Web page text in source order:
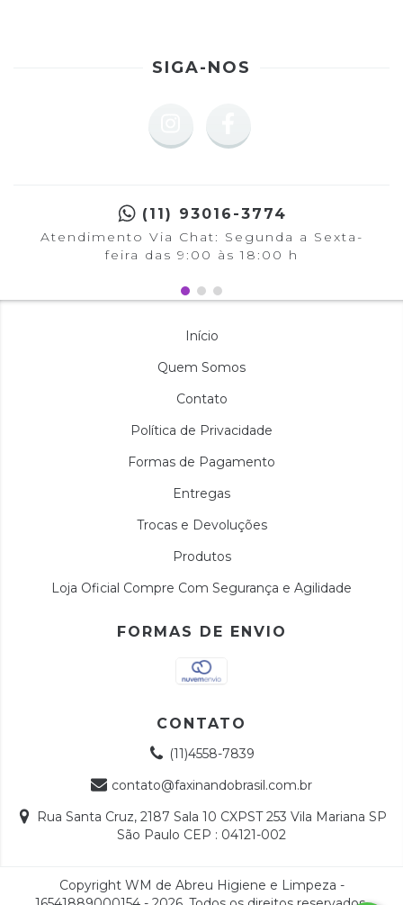
SIGA-NOS
(11) 93016-3774
Atendimento Via Chat: Segunda a Sexta-
feira das 9:00 às 18:00 h
Início
Quem Somos
Contato
Política de Privacidade
Formas de Pagamento
Entregas
Trocas e Devoluções
Produtos
Loja Oficial Compre Com Segurança e Agilidade
FORMAS DE ENVIO
CONTATO
(11)4558-7839
contato@faxinandobrasil.com.br
Rua Santa Cruz, 2187 Sala 10 CXPST 253 Vila Mariana SP
São Paulo CEP : 04121-002
Copyright WM de Abreu Higiene e Limpeza -